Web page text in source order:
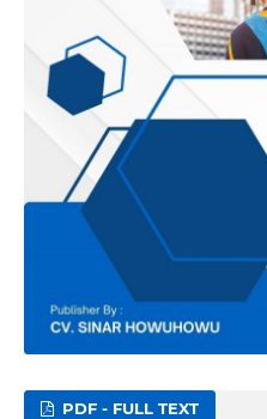
PDF - FULL TEXT